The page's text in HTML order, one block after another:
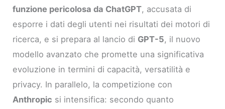
funzione pericolosa da ChatGPT, accusata di
esporre i dati degli utenti nei risultati dei motori di
ricerca, e si prepara al lancio di GPT-5, il nuovo
modello avanzato che promette una significativa
evoluzione in termini di capacità, versatilità e
privacy. In parallelo, la competizione con
Anthropic si intensifica: secondo quanto